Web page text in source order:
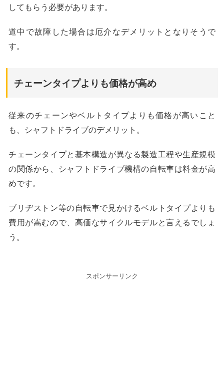
してもらう必要があります。
道中で故障した場合は厄介なデメリットとなりそうで
す。
チェーンタイプよりも価格が高め
従来のチェーンやベルトタイプよりも価格が高いこと
も、シャフトドライブのデメリット。
チェーンタイプと基本構造が異なる製造工程や生産規模
の関係から、シャフトドライブ機構の自転車は料金が高
めです。
ブリヂストン等の自転車で見かけるベルトタイプよりも
費用が嵩むので、高価なサイクルモデルと言えるでしょ
う。
スポンサーリンク